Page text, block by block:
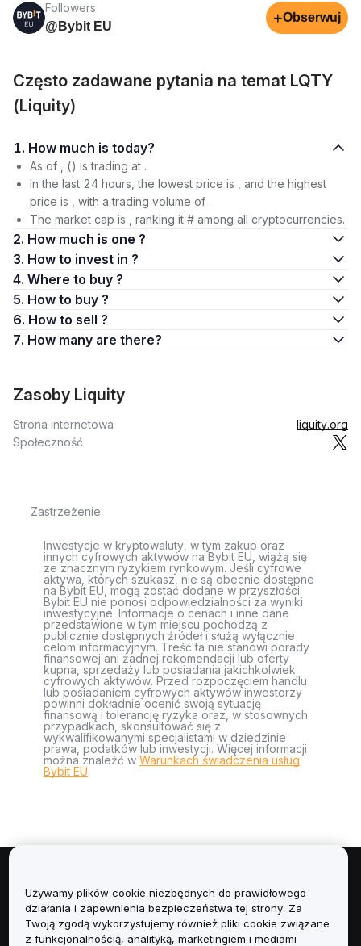
Followers
@Bybit EU
+Obserwuj
Często zadawane pytania na temat LQTY
(Liquity)
1. How much is today?
As of , () is trading at .
In the last 24 hours, the lowest price is , and the highest
price is , with a trading volume of .
The market cap is , ranking it # among all cryptocurrencies.
2. How much is one ?
3. How to invest in ?
4. Where to buy ?
5. How to buy ?
6. How to sell ?
7. How many are there?
Zasoby Liquity
Strona internetowa
liquity.org
Społeczność
Zastrzeżenie
Inwestycje w kryptowaluty, w tym zakup oraz
innych cyfrowych aktywów na Bybit EU, wiążą się
ze znacznym ryzykiem rynkowym. Jeśli cyfrowe
aktywa, których szukasz, nie są obecnie dostępne
na Bybit EU, mogą zostać dodane w przyszłości.
Bybit EU nie ponosi odpowiedzialności za wyniki
inwestycyjne. Informacje o cenach i inne dane
przedstawione w tym miejscu pochodzą z
publicznie dostępnych źródeł i służą wyłącznie
celom informacyjnym. Treść ta nie stanowi porady
finansowej ani żadnej rekomendacji lub oferty
kupna, sprzedaży lub posiadania jakichkolwiek
cyfrowych aktywów. Przed rozpoczęciem handlu
lub posiadaniem cyfrowych aktywów inwestorzy
powinni dokładnie ocenić swoją sytuację
finansową i tolerancję ryzyka oraz, w stosownych
przypadkach, skonsultować się z
wykwalifikowanymi specjalistami w dziedzinie
prawa, podatków lub inwestycji. Więcej informacji
można znaleźć w Warunkach świadczenia usług
Bybit EU.
Informacje
Usługi
Używamy plików cookie niezbędnych do prawidłowego
działania i zapewnienia bezpieczeństwa tej strony. Za
Twoją zgodą wykorzystujemy również pliki cookie związane
z funkcjonalnością, analityką, marketingiem i mediami